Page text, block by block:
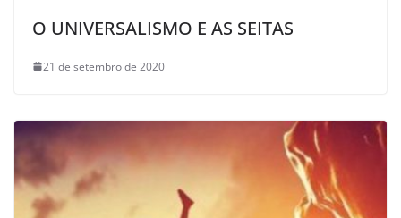
O UNIVERSALISMO E AS SEITAS
21 de setembro de 2020